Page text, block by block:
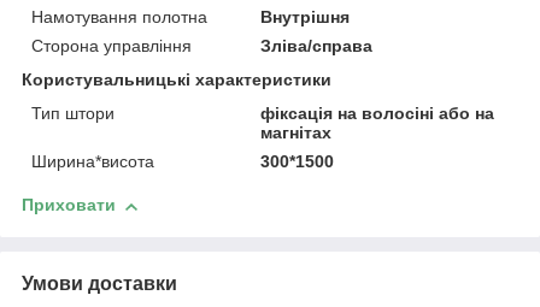
Намотування полотна
Внутрішня
Сторона управління
Зліва/справа
Користувальницькі характеристики
Тип штори
фіксація на волосіні або на
магнітах
Ширина*висота
300*1500
Приховати
Умови доставки